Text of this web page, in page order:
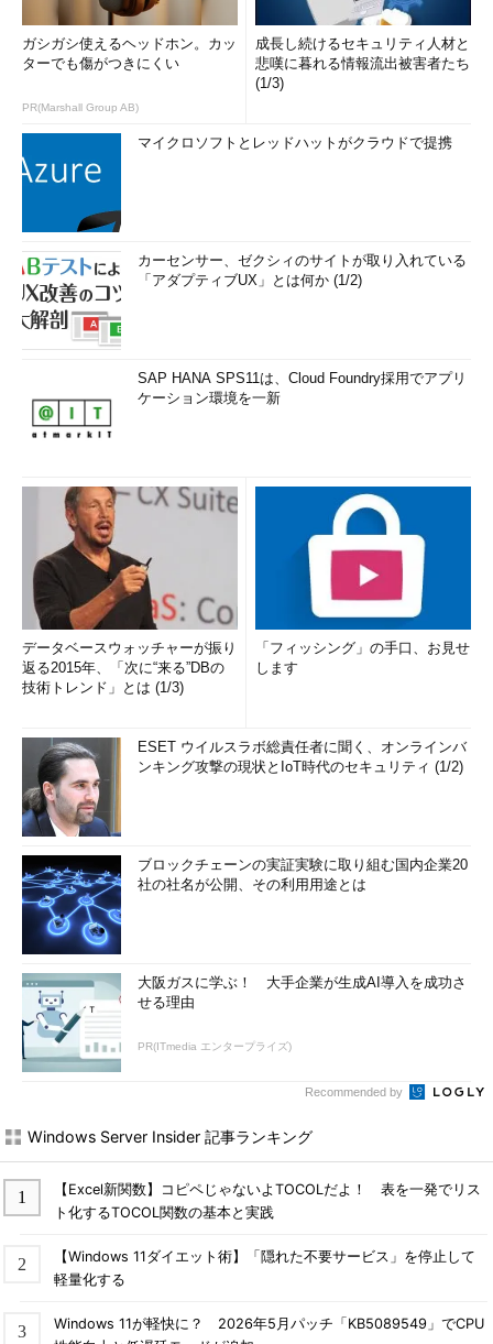
ガシガシ使えるヘッドホン。カッ
ターでも傷がつきにくい
PR(Marshall Group AB)
成長し続けるセキュリティ人材と
悲嘆に暮れる情報流出被害者たち
(1/3)
マイクロソフトとレッドハットがクラウドで提携
カーセンサー、ゼクシィのサイトが取り入れている
「アダプティブUX」とは何か (1/2)
SAP HANA SPS11は、Cloud Foundry採用でアプリ
ケーション環境を一新
データベースウォッチャーが振り
返る2015年、「次に“来る”DBの
技術トレンド」とは (1/3)
「フィッシング」の手口、お見せ
します
ESET ウイルスラボ総責任者に聞く、オンラインバ
ンキング攻撃の現状とIoT時代のセキュリティ (1/2)
ブロックチェーンの実証実験に取り組む国内企業20
社の社名が公開、その利用用途とは
大阪ガスに学ぶ！ 大手企業が生成AI導入を成功さ
せる理由
PR(ITmedia エンタープライズ)
Recommended by
Windows Server Insider 記事ランキング
【Excel新関数】コピペじゃないよTOCOLだよ！ 表を一発でリス
ト化するTOCOL関数の基本と実践
【Windows 11ダイエット術】「隠れた不要サービス」を停止して
軽量化する
Windows 11が軽快に？ 2026年5月パッチ「KB5089549」でCPU